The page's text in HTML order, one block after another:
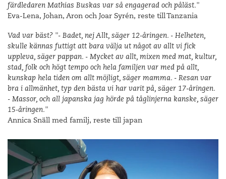
färdledaren Mathias Buskas var så engagerad och påläst."
Eva-Lena, Johan, Aron och Joar Syrén, reste till Tanzania
Vad var bäst? "- Badet, nej Allt, säger 12-åringen. - Helheten,
skulle kännas futtigt att bara välja ut något av allt vi fick
uppleva, säger pappan. - Mycket av allt, mixen med mat, kultur,
stad, folk och högt tempo och hela familjen var med på allt,
kunskap hela tiden om allt möjligt, säger mamma. - Resan var
bra i allmänhet, typ den bästa vi har varit på, säger 17-åringen.
- Massor, och all japanska jag hörde på tåglinjerna kanske, säger
15-åringen."
Annica Snäll med familj, reste till japan